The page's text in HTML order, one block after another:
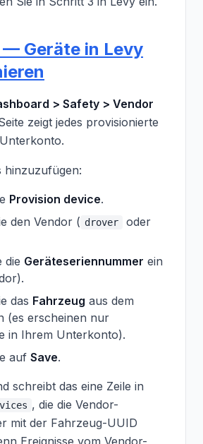
Geräte in Levy
> Safety > Vendor
zeigt jedes provisionierte
hinzuzufügen:
Provision device.
den Vendor ( drover oder
die Geräteseriennummer ein
das Fahrzeug aus dem
(es erscheinen nur
in Ihrem Unterkonto).
auf Save.
schreibt das eine Zeile in
, die die Vendor-
mit der Fahrzeug-UUID
Ereignisse vom Vendor-